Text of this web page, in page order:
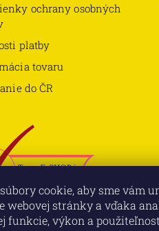
ochrany osobných
platby
tovaru
do ČR
cookie, aby sme vám
webovej stránky a vďaka
funkcie, výkon a